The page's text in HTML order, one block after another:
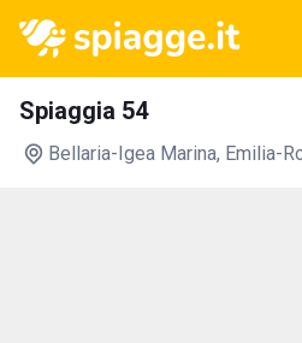
Spiaggia 54
Bellaria-Igea Marina, Emilia-